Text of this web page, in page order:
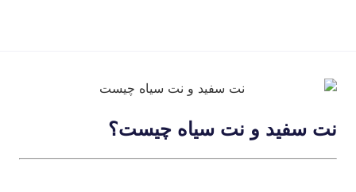
نت سفید و نت سیاه چیست؟